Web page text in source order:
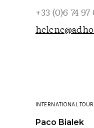
+33 (0)6 74
INTERNATIONAL
Paco Bialek